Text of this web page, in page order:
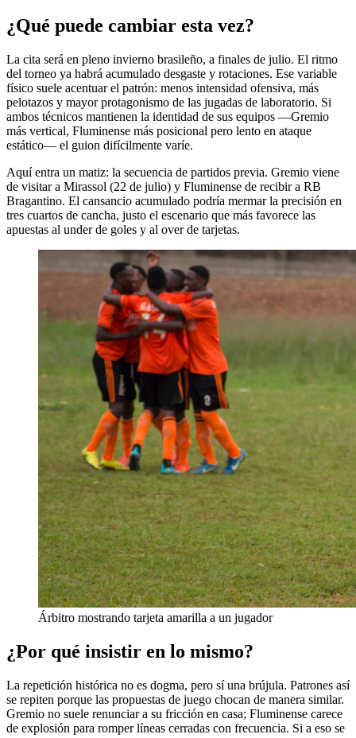
¿Qué puede cambiar esta vez?
La cita será en pleno invierno brasileño, a finales de julio. El ritmo
del torneo ya habrá acumulado desgaste y rotaciones. Ese variable
físico suele acentuar el patrón: menos intensidad ofensiva, más
pelotazos y mayor protagonismo de las jugadas de laboratorio. Si
ambos técnicos mantienen la identidad de sus equipos —Gremio
más vertical, Fluminense más posicional pero lento en ataque
estático— el guion difícilmente varíe.
Aquí entra un matiz: la secuencia de partidos previa. Gremio viene
de visitar a Mirassol (22 de julio) y Fluminense de recibir a RB
Bragantino. El cansancio acumulado podría mermar la precisión en
tres cuartos de cancha, justo el escenario que más favorece las
apuestas al under de goles y al over de tarjetas.
Árbitro mostrando tarjeta amarilla a un jugador
¿Por qué insistir en lo mismo?
La repetición histórica no es dogma, pero sí una brújula. Patrones así
se repiten porque las propuestas de juego chocan de manera similar.
Gremio no suele renunciar a su fricción en casa; Fluminense carece
de explosión para romper líneas cerradas con frecuencia. Si a eso se